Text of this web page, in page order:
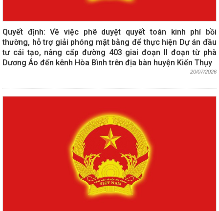
Quyết định: Về việc phê duyệt quyết toán kinh phí bồi
thường, hỗ trợ giải phóng mặt bằng để thực hiện Dự án đầu
tư cải tạo, nâng cấp đường 403 giai đoạn II đoạn từ phà
Dương Áo đến kênh Hòa Bình trên địa bàn huyện Kiến Thụy
20/07/2026